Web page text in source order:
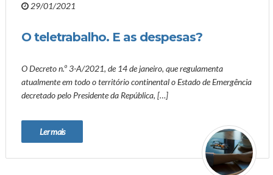
29/01/2021
O teletrabalho. E as despesas?
O Decreto n.º 3-A/2021, de 14 de janeiro, que regulamenta
atualmente em todo o território continental o Estado de Emergência
decretado pelo Presidente da República, […]
Ler mais